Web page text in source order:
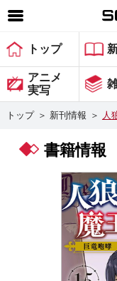
SQUARE
ゲーム
マガジン＆ブックス
グッズ
トップ
アニメ
実写
トップ ＞ 新刊情報 ＞ 人
書籍情報